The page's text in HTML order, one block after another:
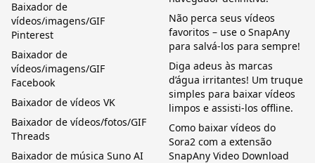
Baixador de
vídeos/imagens/GIF
Pinterest
Baixador de
vídeos/imagens/GIF
Facebook
Baixador de vídeos VK
Baixador de vídeos/fotos/GIF
Threads
Baixador de música Suno AI
Não perca seus vídeos
favoritos – use o SnapAny
para salvá-los para sempre!
Diga adeus às marcas
d’água irritantes! Um truque
simples para baixar vídeos
limpos e assisti-los offline.
Como baixar vídeos do
Sora2 com a extensão
SnapAny Video Download